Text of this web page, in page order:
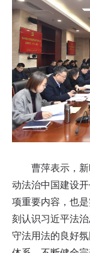
曹萍表示，新
动法治中国建设
项重要内容，也
刻认识习近平法
守法用法的良好